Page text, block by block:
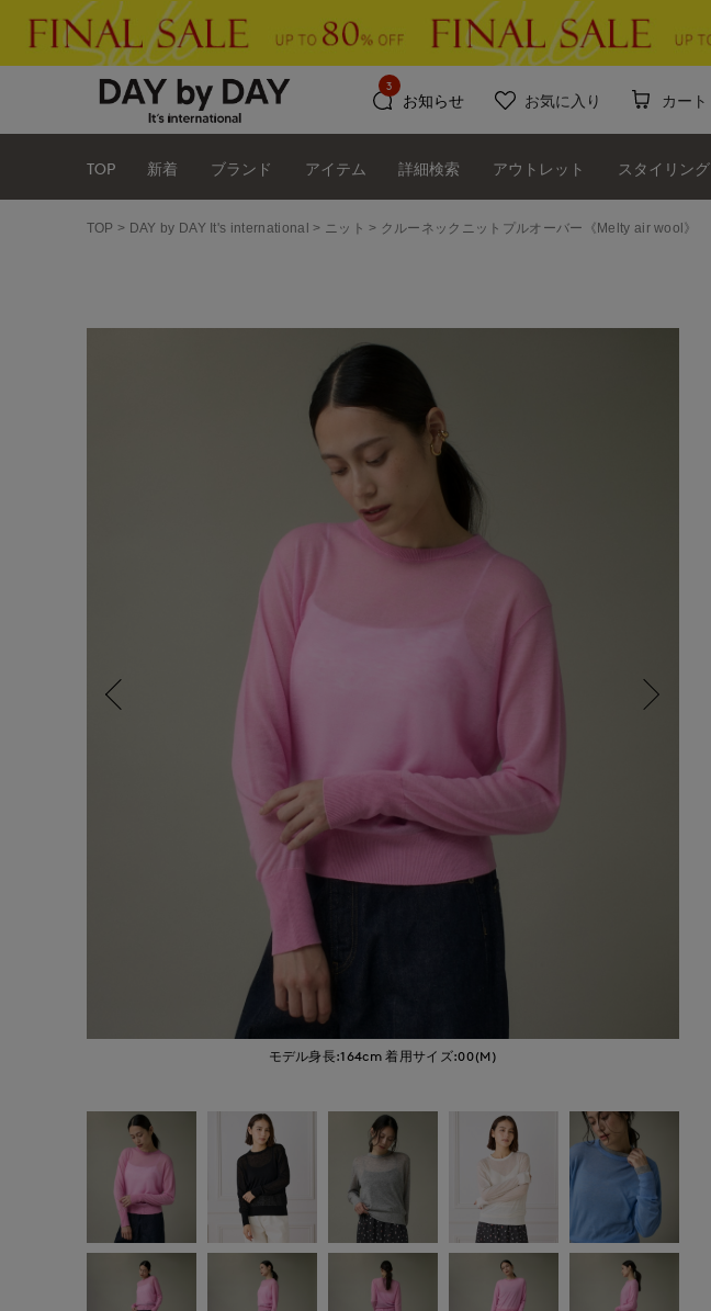
お知らせ
3
お気に入り カート
TOP 新着 ブランド アイテム 詳細検索 アウトレット スタイリング
TOP DAY by DAY It's international ニット クルーネックニットプルオーバー《Melty air wool》
モデル身長:164cm 着用サイズ:00(M)